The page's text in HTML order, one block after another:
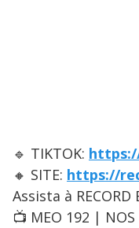
🔹 TIKTOK:
🔸 SITE: https://
Assista à RECORD
📺 MEO 192 |